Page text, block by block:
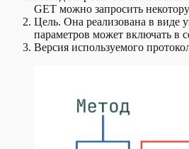
GET можно запросить
Цель. Она реализована в виде
параметров может включать в
Версия используемого